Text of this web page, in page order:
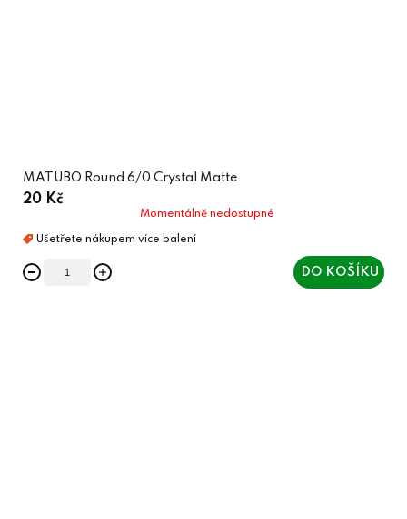
MATUBO Round 6/0 Crystal Matte
20 Kč
Momentálně nedostupné
DO KOŠÍKU